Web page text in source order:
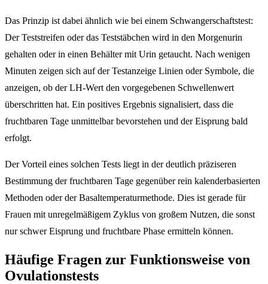
Das Prinzip ist dabei ähnlich wie bei einem Schwangerschaftstest:
Der Teststreifen oder das Teststäbchen wird in den Morgenurin
gehalten oder in einen Behälter mit Urin getaucht. Nach wenigen
Minuten zeigen sich auf der Testanzeige Linien oder Symbole, die
anzeigen, ob der LH-Wert den vorgegebenen Schwellenwert
überschritten hat. Ein positives Ergebnis signalisiert, dass die
fruchtbaren Tage unmittelbar bevorstehen und der Eisprung bald
erfolgt.
Der Vorteil eines solchen Tests liegt in der deutlich präziseren
Bestimmung der fruchtbaren Tage gegenüber rein kalenderbasierten
Methoden oder der Basaltemperaturmethode. Dies ist gerade für
Frauen mit unregelmäßigem Zyklus von großem Nutzen, die sonst
nur schwer Eisprung und fruchtbare Phase ermitteln können.
Häufige Fragen zur Funktionsweise von
Ovulationstests